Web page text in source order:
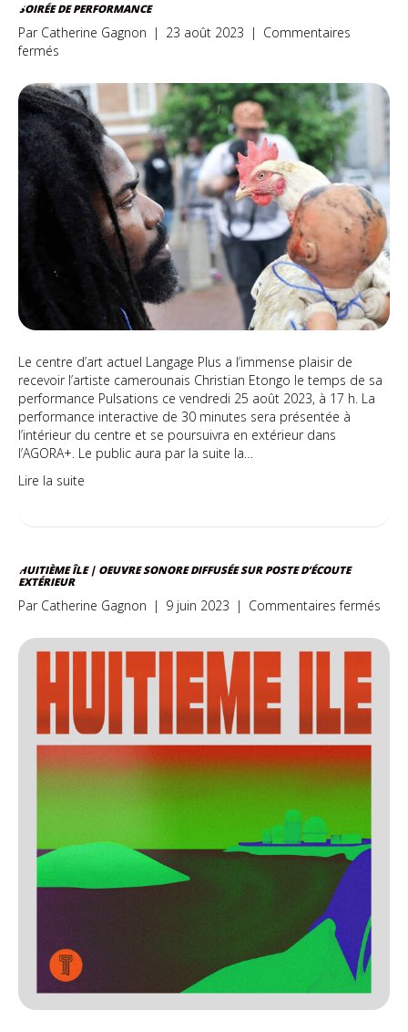
SOIRÉE DE PERFORMANCE
Par Catherine Gagnon | 23 août 2023 | Commentaires
fermés
de
performance
Le centre d’art actuel Langage Plus a l’immense plaisir de
recevoir l’artiste camerounais Christian Etongo le temps de sa
performance Pulsations ce vendredi 25 août 2023, à 17 h. La
performance interactive de 30 minutes sera présentée à
l’intérieur du centre et se poursuivra en extérieur dans
l’AGORA+. Le public aura par la suite la…
Lire la suite
HUITIÈME ÎLE | OEUVRE SONORE DIFFUSÉE SUR POSTE D’ÉCOUTE
EXTÉRIEUR
Par Catherine Gagnon | 9 juin 2023 | Commentaires fermés
île